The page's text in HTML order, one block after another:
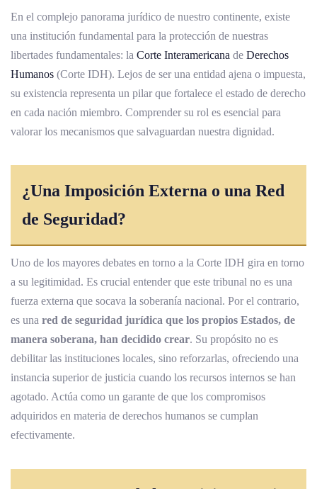
En el complejo panorama jurídico de nuestro continente, existe
una institución fundamental para la protección de nuestras
libertades fundamentales: la Corte Interamericana de Derechos
Humanos (Corte IDH). Lejos de ser una entidad ajena o impuesta,
su existencia representa un pilar que fortalece el estado de derecho
en cada nación miembro. Comprender su rol es esencial para
valorar los mecanismos que salvaguardan nuestra dignidad.
¿Una Imposición Externa o una Red
de Seguridad?
Uno de los mayores debates en torno a la Corte IDH gira en torno
a su legitimidad. Es crucial entender que este tribunal no es una
fuerza externa que socava la soberanía nacional. Por el contrario,
es una red de seguridad jurídica que los propios Estados, de
manera soberana, han decidido crear. Su propósito no es
debilitar las instituciones locales, sino reforzarlas, ofreciendo una
instancia superior de justicia cuando los recursos internos se han
agotado. Actúa como un garante de que los compromisos
adquiridos en materia de derechos humanos se cumplan
efectivamente.